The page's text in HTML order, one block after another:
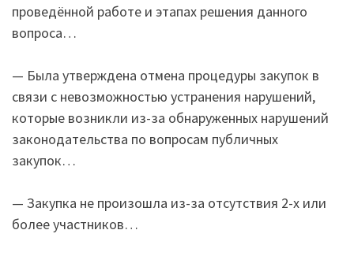
проведённой работе и этапах решения данного
вопроса…
— Была утверждена отмена процедуры закупок в
связи с невозможностью устранения нарушений,
которые возникли из-за обнаруженных нарушений
законодательства по вопросам публичных
закупок…
— Закупка не произошла из-за отсутствия 2-х или
более участников…